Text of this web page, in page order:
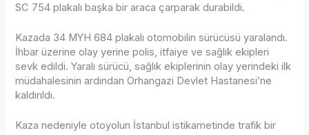
SC 754 plakalı başka bir araca çarparak durabildi.
Kazada 34 MYH 684 plakalı otomobilin sürücüsü yaralandı.
İhbar üzerine olay yerine polis, itfaiye ve sağlık ekipleri
sevk edildi. Yaralı sürücü, sağlık ekiplerinin olay yerindeki ilk
müdahalesinin ardından Orhangazi Devlet Hastanesi’ne
kaldırıldı.
Kaza nedeniyle otoyolun İstanbul istikametinde trafik bir